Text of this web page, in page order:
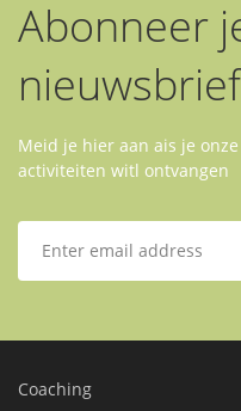
Abonneer
nieuwsbrief
Meid je hier aan ais je
activiteiten witl ontvangen
Coaching